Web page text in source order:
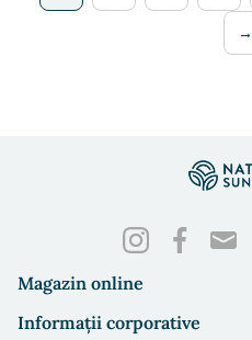
→
Magazin online
Informații corporative